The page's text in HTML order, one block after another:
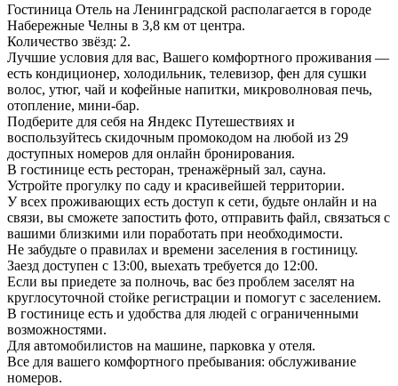
Гостиница Отель на Ленинградской располагается в городе
Набережные Челны в 3,8 км от центра.
Количество звёзд: 2.
Лучшие условия для вас, Вашего комфортного проживания —
есть кондиционер, холодильник, телевизор, фен для сушки
волос, утюг, чай и кофейные напитки, микроволновая печь,
отопление, мини-бар.
Подберите для себя на Яндекс Путешествиях и
воспользуйтесь скидочным промокодом на любой из 29
доступных номеров для онлайн бронирования.
В гостинице есть ресторан, тренажёрный зал, сауна.
Устройте прогулку по саду и красивейшей территории.
У всех проживающих есть доступ к сети, будьте онлайн и на
связи, вы сможете запостить фото, отправить файл, связаться с
вашими близкими или поработать при необходимости.
Не забудьте о правилах и времени заселения в гостиницу.
Заезд доступен с 13:00, выехать требуется до 12:00.
Если вы приедете за полночь, вас без проблем заселят на
круглосуточной стойке регистрации и помогут с заселением.
В гостинице есть и удобства для людей с ограниченными
возможностями.
Для автомобилистов на машине, парковка у отеля.
Все для вашего комфортного пребывания: обслуживание
номеров.